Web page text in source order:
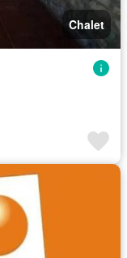
Chalet